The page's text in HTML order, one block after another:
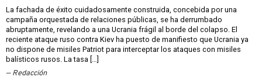
La fachada de éxito cuidadosamente construida, concebida por una
campaña orquestada de relaciones públicas, se ha derrumbado
abruptamente, revelando a una Ucrania frágil al borde del colapso. El
reciente ataque ruso contra Kiev ha puesto de manifiesto que Ucrania ya
no dispone de misiles Patriot para interceptar los ataques con misiles
balísticos rusos. La tasa […]
Redacción